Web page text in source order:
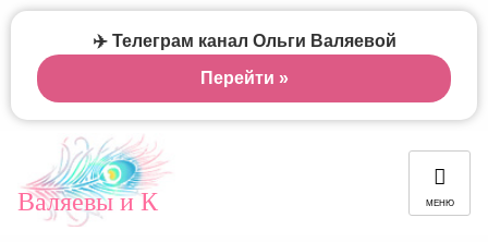
Валяевы и К МЕНЮ
✈️ Телеграм канал Ольги Валяевой
Перейти »